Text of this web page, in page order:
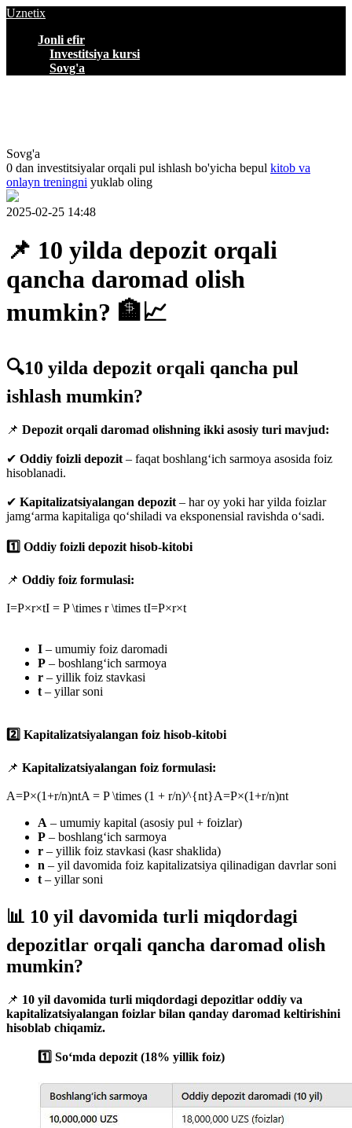
Uznetix
Jonli efir
Investitsiya kursi
Sovg'a
Sovg'a
0 dan investitsiyalar orqali pul ishlash bo'yicha bepul kitob va
onlayn treningni yuklab oling
2025-02-25 14:48
📌 10 yilda depozit orqali
qancha daromad olish
mumkin? 🏦📈
🔍10 yilda depozit orqali qancha pul
ishlash mumkin?
📌 Depozit orqali daromad olishning ikki asosiy turi mavjud:
✔ Oddiy foizli depozit – faqat boshlang‘ich sarmoya asosida foiz
hisoblanadi.
✔ Kapitalizatsiyalangan depozit – har oy yoki har yilda foizlar
jamg‘arma kapitaliga qo‘shiladi va eksponensial ravishda o‘sadi.
1️⃣ Oddiy foizli depozit hisob-kitobi
📌 Oddiy foiz formulasi:
I=P×r×tI = P \times r \times tI=P×r×t
I – umumiy foiz daromadi
P – boshlang‘ich sarmoya
r – yillik foiz stavkasi
t – yillar soni
2️⃣ Kapitalizatsiyalangan foiz hisob-kitobi
📌 Kapitalizatsiyalangan foiz formulasi:
A=P×(1+r/n)ntA = P \times (1 + r/n)^{nt}A=P×(1+r/n)nt
A – umumiy kapital (asosiy pul + foizlar)
P – boshlang‘ich sarmoya
r – yillik foiz stavkasi (kasr shaklida)
n – yil davomida foiz kapitalizatsiya qilinadigan davrlar soni
t – yillar soni
📊 10 yil davomida turli miqdordagi
depozitlar orqali qancha daromad olish
mumkin?
📌 10 yil davomida turli miqdordagi depozitlar oddiy va
kapitalizatsiyalangan foizlar bilan qanday daromad keltirishini
hisoblab chiqamiz.
1️⃣ So‘mda depozit (18% yillik foiz)